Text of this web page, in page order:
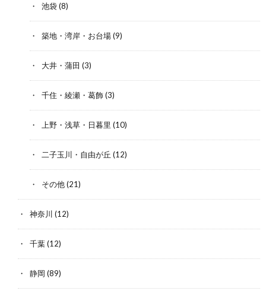
池袋(8)
築地・湾岸・お台場(9)
大井・蒲田 (3)
千住・綾瀬・葛飾(3)
上野・浅草・日暮里 (10)
二子玉川・自由が丘 (12)
その他(21)
神奈川 (12)
千葉(12)
静岡 (89)